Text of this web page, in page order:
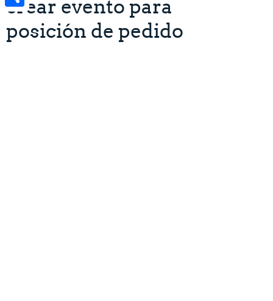
crear evento para
posición de pedido